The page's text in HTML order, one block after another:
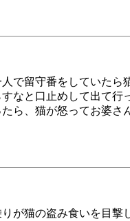
で留守番をしていたら
なと口止めして出て行
ら、猫が怒ってお婆さ
が猫の盗み食いを目撃